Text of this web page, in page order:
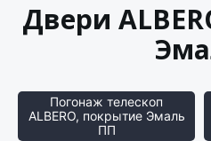
Двери
Погонаж телескоп
ALBERO, покрытие Эмаль
ПП